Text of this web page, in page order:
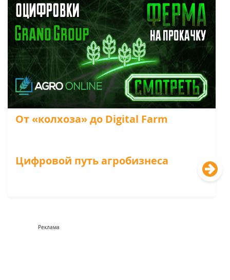
От «колхоза» до Digital Farm
Цифровой путь агробизнеса
Реклама